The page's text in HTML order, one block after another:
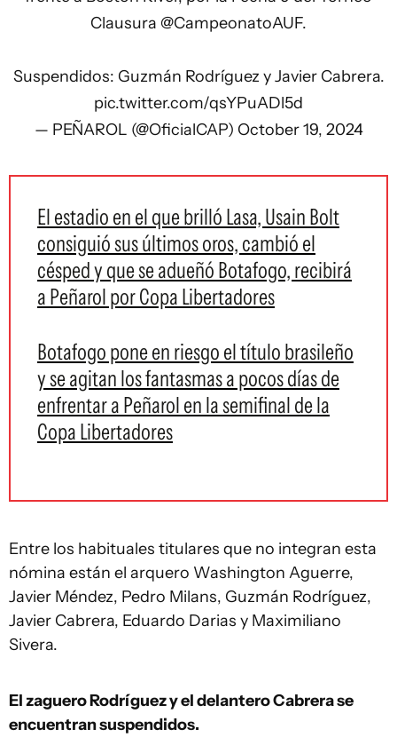
Clausura @CampeonatoAUF.
Suspendidos: Guzmán Rodríguez y Javier Cabrera.
pic.twitter.com/qsYPuADl5d
— PEÑAROL (@OficialCAP) October 19, 2024
El estadio en el que brilló Lasa, Usain Bolt
consiguió sus últimos oros, cambió el
césped y que se adueñó Botafogo, recibirá
a Peñarol por Copa Libertadores
Botafogo pone en riesgo el título brasileño
y se agitan los fantasmas a pocos días de
enfrentar a Peñarol en la semifinal de la
Copa Libertadores
Entre los habituales titulares que no integran esta
nómina están el arquero Washington Aguerre,
Javier Méndez, Pedro Milans, Guzmán Rodríguez,
Javier Cabrera, Eduardo Darias y Maximiliano
Sivera.
El zaguero Rodríguez y el delantero Cabrera se
encuentran suspendidos.